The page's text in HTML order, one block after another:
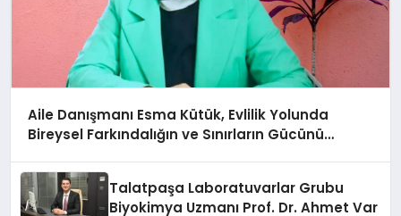
Aile Danışmanı Esma Kütük, Evlilik Yolunda
Bireysel Farkındalığın ve Sınırların Gücünü
Talatpaşa Laboratuvarlar Grubu
Biyokimya Uzmanı Prof. Dr. Ahmet Var